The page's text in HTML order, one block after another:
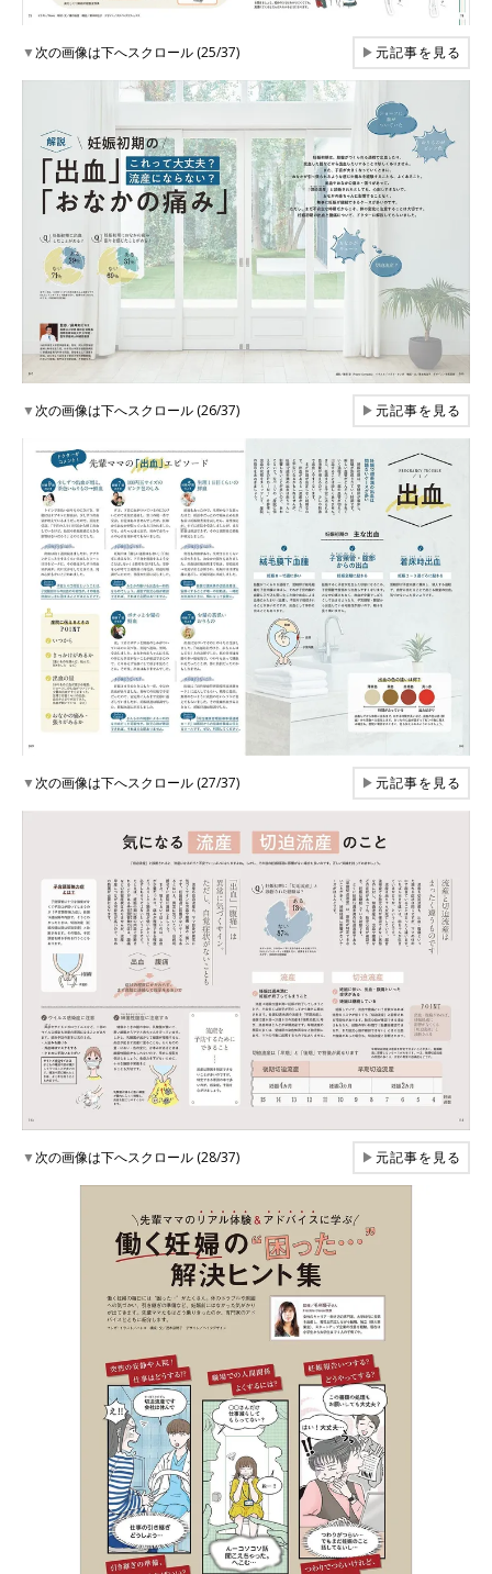
▼次の画像は下へスクロール (25/37) ▶元記事を見る
▼次の画像は下へスクロール (26/37) ▶元記事を見る
▼次の画像は下へスクロール (27/37) ▶元記事を見る
▼次の画像は下へスクロール (28/37) ▶元記事を見る